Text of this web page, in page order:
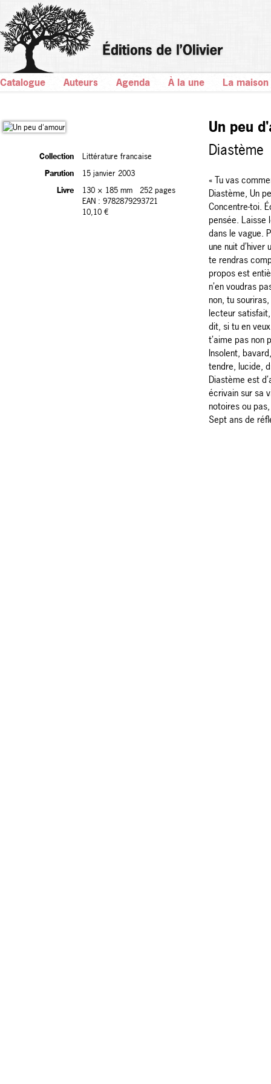
Catalogue Auteurs Agenda À la une La maison
Collection
Littérature francaise
Parution
15 janvier 2003
Livre
130 × 185 mm
252 pages
EAN : 9782879293721
10,10 €
Un peu
Diastème
« Tu vas
Diastème, Un
Concentre-toi.
pensée. Laisse
dans le vague.
une nuit d’hiver
te rendras
propos est
n’en voudras
non, tu
lecteur
dit, si tu en
t’aime pas non
Insolent,
tendre, lucide,
Diastème est
écrivain sur sa
notoires ou
Sept ans de